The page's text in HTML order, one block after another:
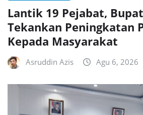
Lantik 19 Pejabat,
Tekankan Peningkatan
Kepada Masyarakat
Asruddin Azis Agu 6, 2026